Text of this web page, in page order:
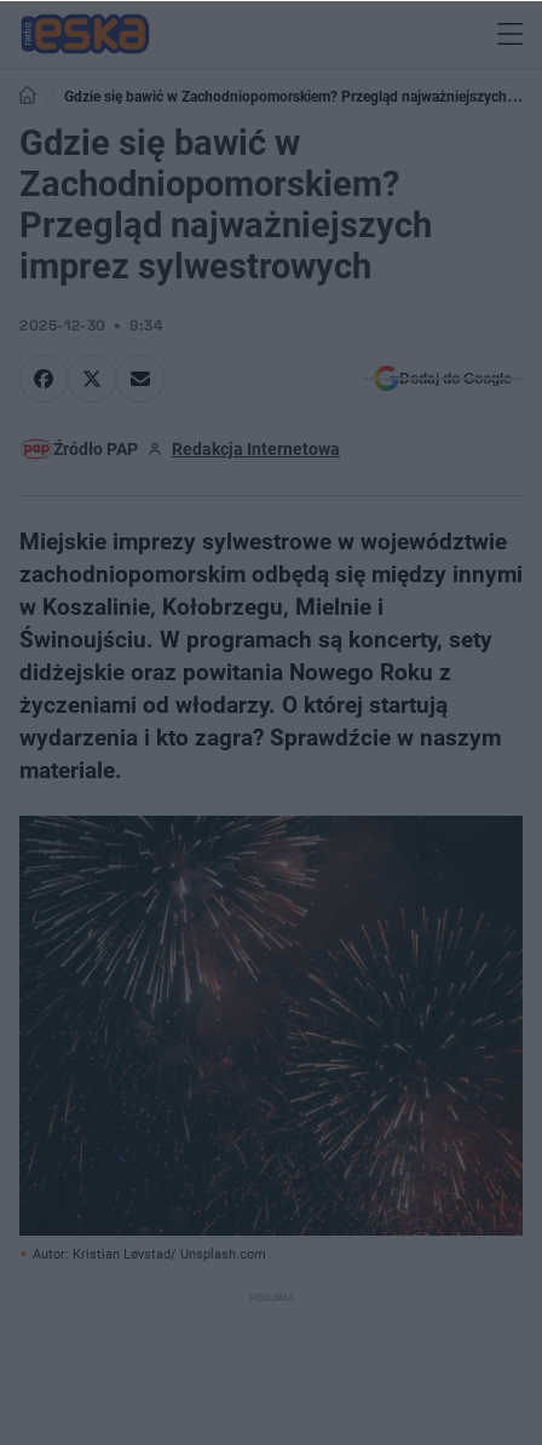
Gdzie się bawić w Zachodniopomorskiem? Przegląd najważniejszych
imprez sylwestrowych
Gdzie się bawić w
Zachodniopomorskiem?
Przegląd najważniejszych
imprez sylwestrowych
2025-12-30 9:34
Dodaj do Google
Źródło PAP Redakcja Internetowa
Miejskie imprezy sylwestrowe w województwie
zachodniopomorskim odbędą się między innymi
w Koszalinie, Kołobrzegu, Mielnie i
Świnoujściu. W programach są koncerty, sety
didżejskie oraz powitania Nowego Roku z
życzeniami od włodarzy. O której startują
wydarzenia i kto zagra? Sprawdźcie w naszym
materiale.
Autor: Kristian Løvstad/ Unsplash.com